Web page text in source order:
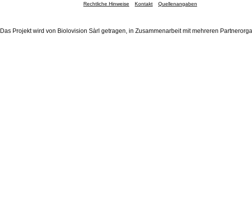
Rechtliche Hinweise Kontakt Quellenangaben
Das Projekt wird von Biolovision Sàrl getragen, in Zusammenarbeit mit mehreren